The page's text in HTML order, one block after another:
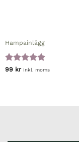
Hampainlägg
Betygsatt5
99 kr inkl. moms